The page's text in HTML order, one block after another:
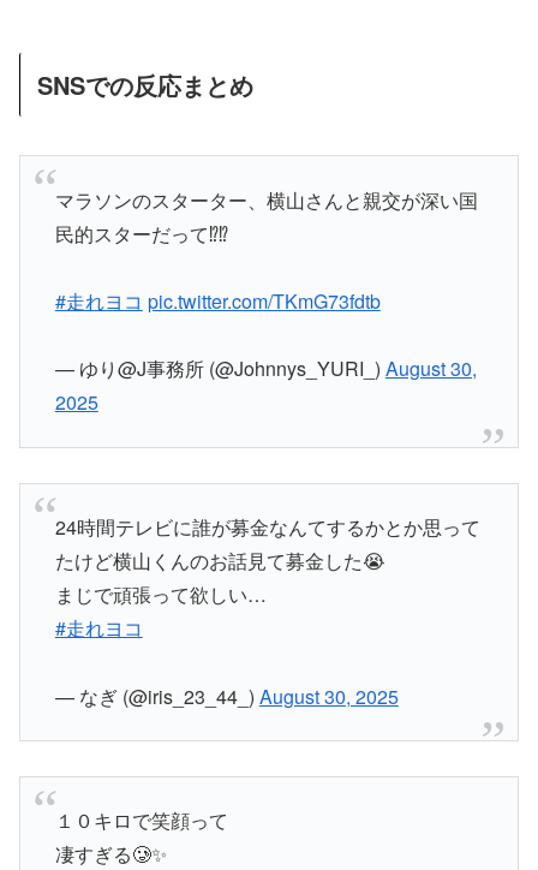
SNSでの反応まとめ
マラソンのスターター、横山さんと親交が深い国
民的スターだって⁉️⁉️
#走れヨコ pic.twitter.com/TKmG73fdtb
— ゆり@J事務所 (@Johnnys_YURI_) August 30,
2025
24時間テレビに誰が募金なんてするかとか思って
たけど横山くんのお話見て募金した😭
まじで頑張って欲しい…
#走れヨコ
— なぎ (@iris_23_44_) August 30, 2025
１０キロで笑顔って
凄すぎる🥲✨